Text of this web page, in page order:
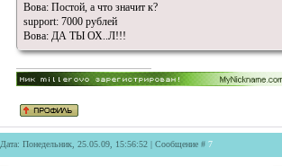
Вова: Постой, а что значит к?
support: 7000 рублей
Вова: ДА ТЫ ОХ..Л!!!
Дата: Понедельник, 25.05.09, 15:56:52 | Сообщение # 7